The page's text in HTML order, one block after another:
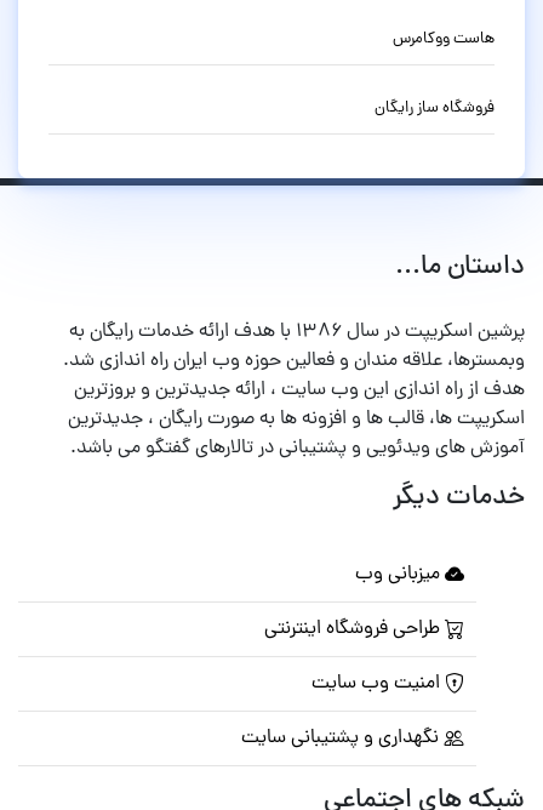
هاست ووکامرس
فروشگاه ساز رایگان
داستان ما...
پرشین اسکریپت در سال ۱۳۸۶ با هدف ارائه خدمات رایگان به
وبمسترها، علاقه مندان و فعالین حوزه وب ایران راه اندازی شد.
هدف از راه اندازی این وب سایت ، ارائه جدیدترین و بروزترین
اسکریپت ها، قالب ها و افزونه ها به صورت رایگان ، جدیدترین
آموزش های ویدئویی و پشتیبانی در تالارهای گفتگو می باشد.
خدمات دیگر
میزبانی وب
طراحی فروشگاه اینترنتی
امنیت وب سایت
نگهداری و پشتیبانی سایت
شبکه های اجتماعی